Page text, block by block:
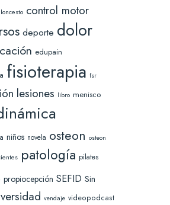
control motor
deporte dolor
edupain
fisioterapia fsr
lesiones libro menisco
niños novela osteon osteon
patología pilates
propiocepción SEFID Sin
vendaje videopodcast